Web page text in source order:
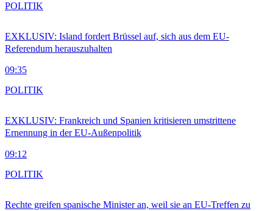
EXKLUSIV: Island fordert Brüssel auf, sich aus dem EU-
Referendum herauszuhalten
09:35
POLITIK
EXKLUSIV: Frankreich und Spanien kritisieren umstrittene
Ernennung in der EU-Außenpolitik
09:12
POLITIK
Rechte greifen spanische Minister an, weil sie an EU-Treffen zu
POLITIK